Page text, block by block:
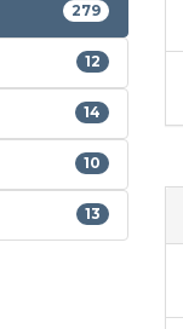
279
12
14
10
13